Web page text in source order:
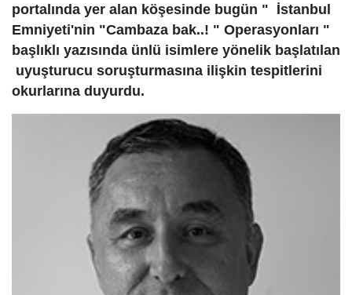
portalında yer alan köşesinde bugün " İstanbul
Emniyeti'nin "Cambaza bak..! " Operasyonları "
başlıklı yazısında ünlü isimlere yönelik başlatılan
uyuşturucu soruşturmasına ilişkin tespitlerini
okurlarına duyurdu.